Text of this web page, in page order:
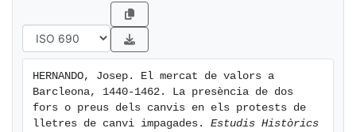
jurat de la ciutat,
certificada per un notari davant de testimonis, sobre
quin era el valor del
canvi, sempre a la
baixa amb relació al canvi del lloc d’origen de la lletra.
Amb aquesta certificació
HERNANDO, Josep. El mercat de valors a
Barcleona, 1440-1462. La presència de dos
fors o preus dels canvis en els protests de
lletres de canvi impagades. Estudis Històrics